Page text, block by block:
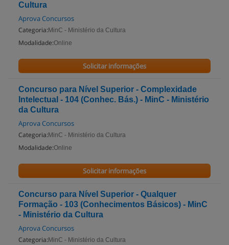
Cultura
Aprova Concursos
Categoria: MinC - Ministério da Cultura
Modalidade:Online
Solicitar informações
Concurso para Nível Superior - Complexidade
Intelectual - 104 (Conhec. Bás.) - MinC - Ministério
da Cultura
Aprova Concursos
Categoria: MinC - Ministério da Cultura
Modalidade:Online
Solicitar informações
Concurso para Nível Superior - Qualquer
Formação - 103 (Conhecimentos Básicos) - MinC
- Ministério da Cultura
Aprova Concursos
Categoria: MinC - Ministério da Cultura